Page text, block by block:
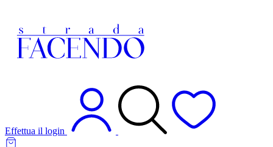
Effettua il login